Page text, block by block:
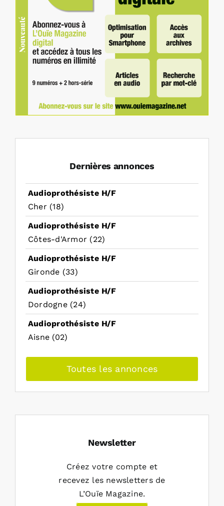
Dernières annonces
Audioprothésiste H/F
Cher (18)
Audioprothésiste H/F
Côtes-d'Armor (22)
Audioprothésiste H/F
Gironde (33)
Audioprothésiste H/F
Dordogne (24)
Audioprothésiste H/F
Aisne (02)
Toutes les annonces
Newsletter
Créez votre compte et
recevez les newsletters de
L’Ouïe Magazine.